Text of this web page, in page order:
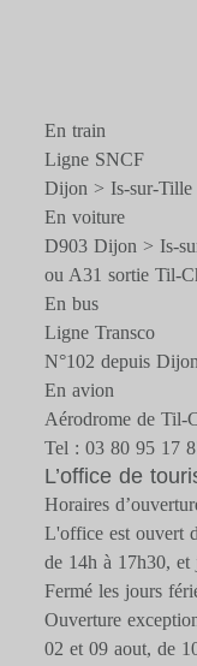
En train
Ligne SNCF
Dijon > Is-sur-Tille
En voiture
D903 Dijon > Is-
ou A31 sortie Til-
En bus
Ligne Transco
N°102 depuis Dijon
En avion
Aérodrome de Til-
Tel : 03 80 95 17
L’office de
Horaires
L'office est ouvert
de 14h à 17h30,
Fermé les jours
Ouverture
02 et 09 aout, de